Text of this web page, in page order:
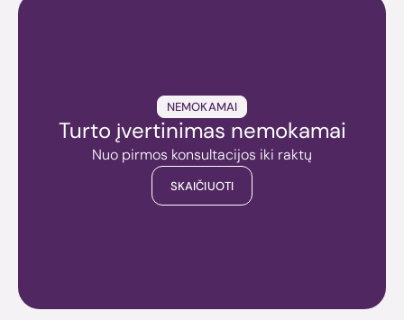
NEMOKAMAI
Turto įvertinimas nemokamai
Nuo pirmos konsultacijos iki raktų
SKAIČIUOTI